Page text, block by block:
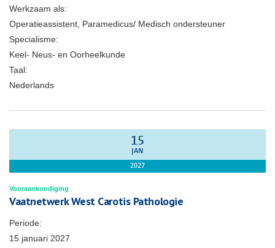
Werkzaam als:
Operatieassistent, Paramedicus/ Medisch ondersteuner
Specialisme:
Keel- Neus- en Oorheelkunde
Taal:
Nederlands
15
JAN
2027
Vooraankondiging
Vaatnetwerk West Carotis Pathologie
Periode:
15 januari 2027